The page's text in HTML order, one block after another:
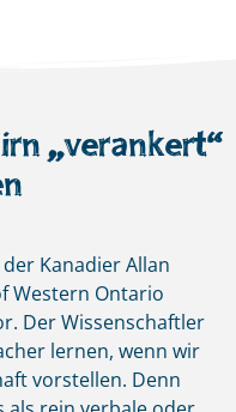
„verankert“
Kanadier Allan
Western Ontario
Der Wissenschaftler
lernen, wenn wir
vorstellen. Denn